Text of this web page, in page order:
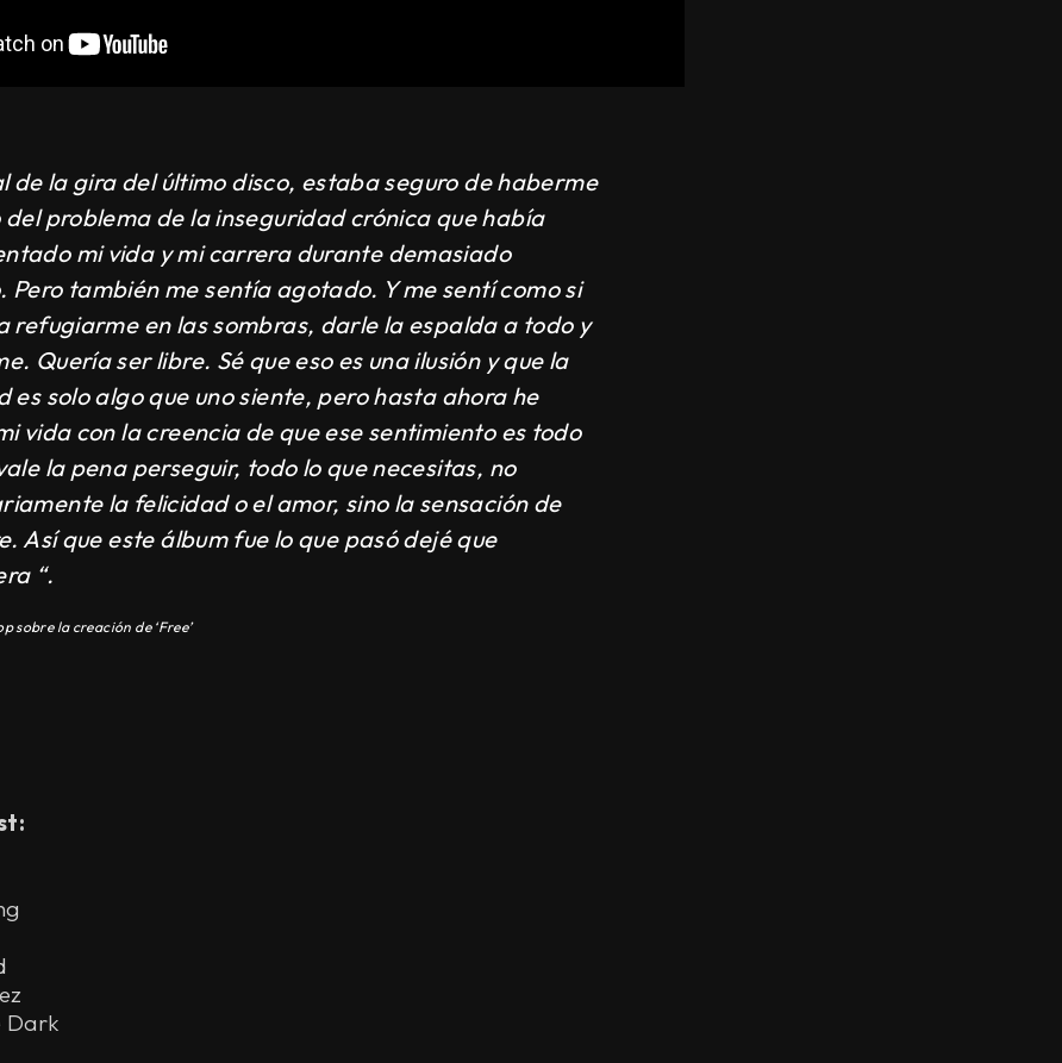
de la gira del último disco, estaba seguro de haberme
problema de la inseguridad crónica que había
mi vida y mi carrera durante demasiado
Pero también me sentía agotado. Y me sentí como si
refugiarme en las sombras, darle la espalda a todo y
Quería ser libre. Sé que eso es una ilusión y que la
es solo algo que uno siente, pero hasta ahora he
vida con la creencia de que ese sentimiento es todo
la pena perseguir, todo lo que necesitas, no
la felicidad o el amor, sino la sensación de
Así que este álbum fue lo que pasó dejé que
“.
sobre la creación de ‘Free’
Dark